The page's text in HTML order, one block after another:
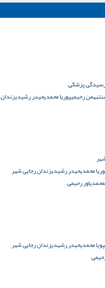
بهمن رحیمیپوریا محمدیحیدر رشیدیزندان
محمدیحیدر رشیدیزندان رجایی شهر
محمدیاور رحیمی
پویا محمدیحیدر رشیدیزندان رجایی شهر